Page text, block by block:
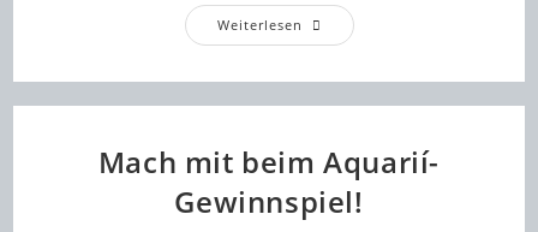
Weiterlesen Stress
Ohne
Mach mit beim Aquarií-
Gewinnspiel!